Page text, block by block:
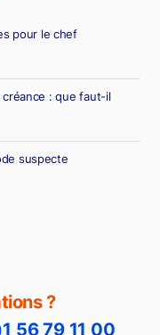
?
56 79 11 00
pour le chef
: que faut-il
suspecte